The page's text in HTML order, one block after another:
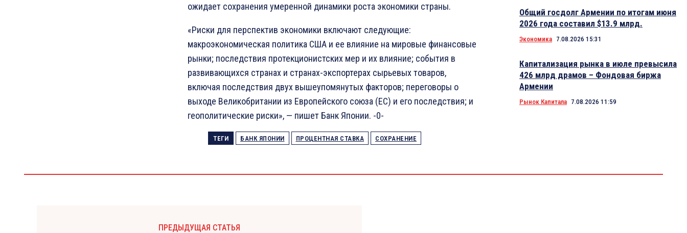
ожидает сохранения умеренной динамики роста экономики страны.
«Риски для перспектив экономики включают следующие:
макроэкономическая политика США и ее влияние на мировые финансовые
рынки; последствия протекционистских мер и их влияние; события в
развивающихся странах и странах-экспортерах сырьевых товаров,
включая последствия двух вышеупомянутых факторов; переговоры о
выходе Великобритании из Европейского союза (ЕС) и его последствия; и
геополитические риски», — пишет Банк Японии. -0-
ТЕГИ БАНК ЯПОНИИ ПРОЦЕНТНАЯ СТАВКА СОХРАНЕНИЕ
Общий госдолг Армении по итогам июня
2026 года составил $13.9 млрд.
Экономика 7.08.2026 15:31
Капитализация рынка в июле превысила
426 млрд драмов – Фондовая биржа
Армении
Рынок Капитала 7.08.2026 11:59
ПРЕДЫДУЩАЯ СТАТЬЯ